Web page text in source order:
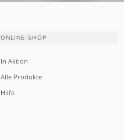
ONLINE-SHOP
In Aktion
Alle Produkte
Hilfe